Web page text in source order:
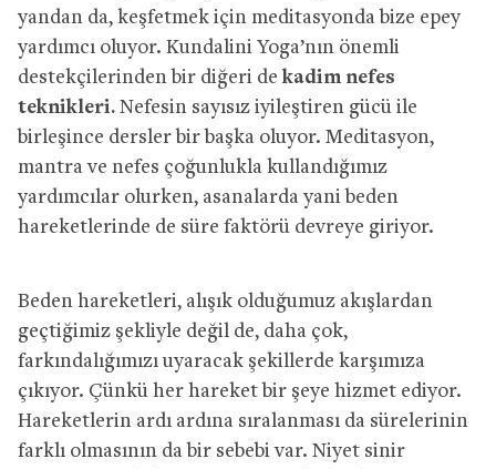
yandan da, keşfetmek için meditasyonda bize epey
yardımcı oluyor. Kundalini Yoga’nın önemli
destekçilerinden bir diğeri de kadim nefes
teknikleri. Nefesin sayısız iyileştiren gücü ile
birleşince dersler bir başka oluyor. Meditasyon,
mantra ve nefes çoğunlukla kullandığımız
yardımcılar olurken, asanalarda yani beden
hareketlerinde de süre faktörü devreye giriyor.
Beden hareketleri, alışık olduğumuz akışlardan
geçtiğimiz şekliyle değil de, daha çok,
farkındalığımızı uyaracak şekillerde karşımıza
çıkıyor. Çünkü her hareket bir şeye hizmet ediyor.
Hareketlerin ardı ardına sıralanması da sürelerinin
farklı olmasının da bir sebebi var. Niyet sinir